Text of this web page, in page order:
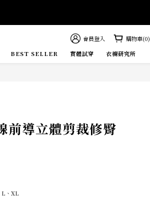
會員登入 購物車(0)
BEST SELLER
實體試穿 衣櫥研究所
導立體剪裁修臀
L、XL